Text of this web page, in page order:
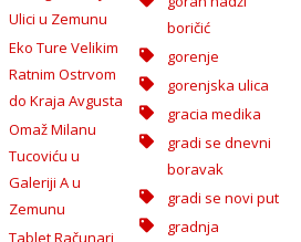
Ulici u Zemunu
Eko Ture Velikim
Ratnim Ostrvom
do Kraja Avgusta
Omaž Milanu
Tucoviću u
Galeriji A u
Zemunu
Tablet Računari
boričić
gorenje
gorenjska ulica
gracia medika
gradi se dnevni
boravak
gradi se novi put
gradnja